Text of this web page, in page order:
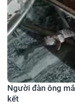
Người đàn ông
kết